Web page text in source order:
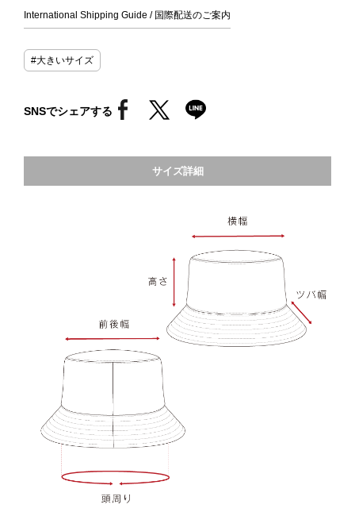
International Shipping Guide / 国際配送のご案内
#大きいサイズ
SNSでシェアする
サイズ詳細